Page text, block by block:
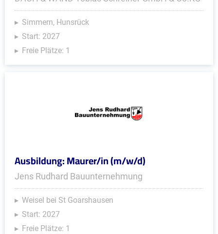
Simmern, Hunsrück
Start: 2027
Freie Plätze: 1
Ausbildung: Maurer/in (m/w/d)
Jens Rudhard Bauunternehmung
Weisel bei St Goarshausen
Start: 2027
Freie Plätze: 1